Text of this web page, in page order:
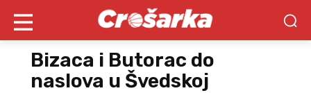
Bizaca i Butorac do
naslova u Švedskoj